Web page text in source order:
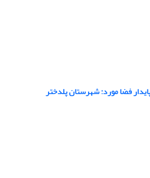
فضا مورد: شهرستان پلدختر